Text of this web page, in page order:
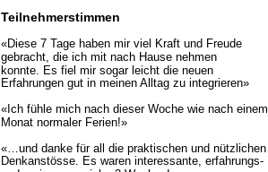
Teilnehmerstimmen
«Diese 7 Tage haben mir viel Kraft und Freude
gebracht, die ich mit nach Hause nehmen
konnte. Es fiel mir sogar leicht die neuen
Erfahrungen gut in meinen Alltag zu integrieren»
«Ich fühle mich nach dieser Woche wie nach einem
Monat normaler Ferien!»
«…und danke für all die praktischen und nützlichen
Denkanstösse. Es waren interessante, erfahrungs-